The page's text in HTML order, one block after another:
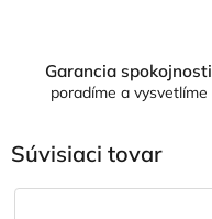
Garancia spokojnosti
poradíme a vysvetlíme
Súvisiaci tovar